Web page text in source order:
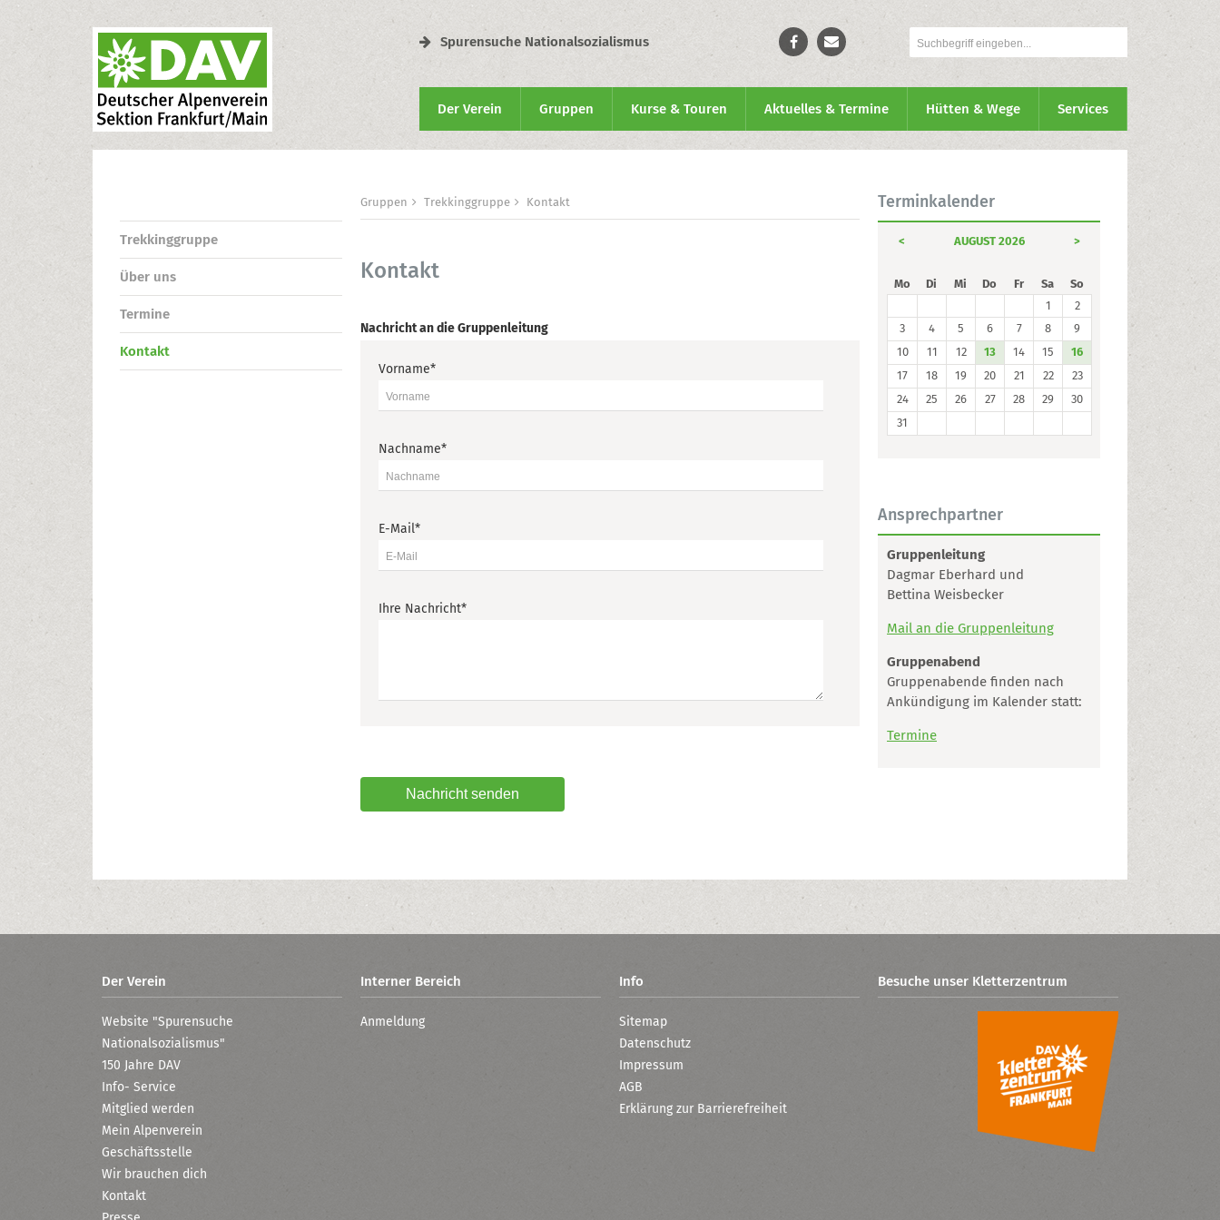
Spurensuche Nationalsozialismus
Der Verein Gruppen Kurse & Touren Aktuelles & Termine Hütten & Wege Services
Trekkinggruppe
Über uns
Termine
Kontakt
Gruppen Trekkinggruppe Kontakt
Kontakt
Nachricht an die Gruppenleitung
Vorname*
Nachname*
E-Mail*
Ihre Nachricht*
Nachricht senden
Terminkalender
< AUGUST 2026 >
Mo Di Mi Do Fr Sa
So
1
2
3
4 5 6 7 8
9
10
11 12 13 14 15
16
17
18 19 20 21 22
23
24
25 26 27 28 29
30
31
Ansprechpartner
Gruppenleitung
Dagmar Eberhard und
Bettina Weisbecker
Mail an die Gruppenleitung
Gruppenabend
Gruppenabende finden nach
Ankündigung im Kalender statt:
Termine
Der Verein
Website "Spurensuche
Nationalsozialismus"
150 Jahre DAV
Info- Service
Mitglied werden
Mein Alpenverein
Geschäftsstelle
Wir brauchen dich
Kontakt
Interner Bereich
Anmeldung
Info
Sitemap
Datenschutz
Impressum
AGB
Erklärung zur Barrierefreiheit
Besuche unser Kletterzentrum